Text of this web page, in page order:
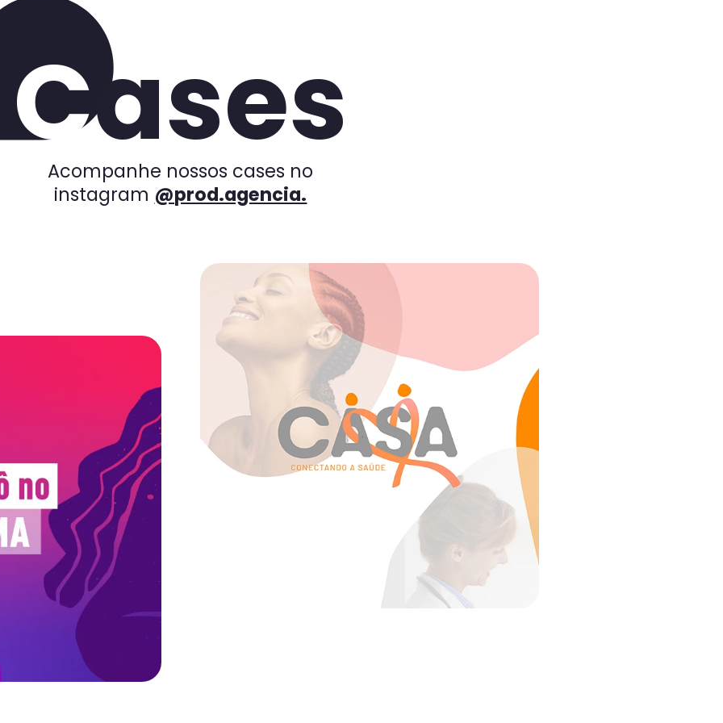
no dia a dia. ProdCare cuida de saúde física e emocional: benefícios em saúde, prática de
contrata a Prod
Curva de aprendizado em Veeva, em Vault PromoMats, em compliance Anvisa e na
Cases
Acompanhe nossos cases no
instagram @prod.agencia.